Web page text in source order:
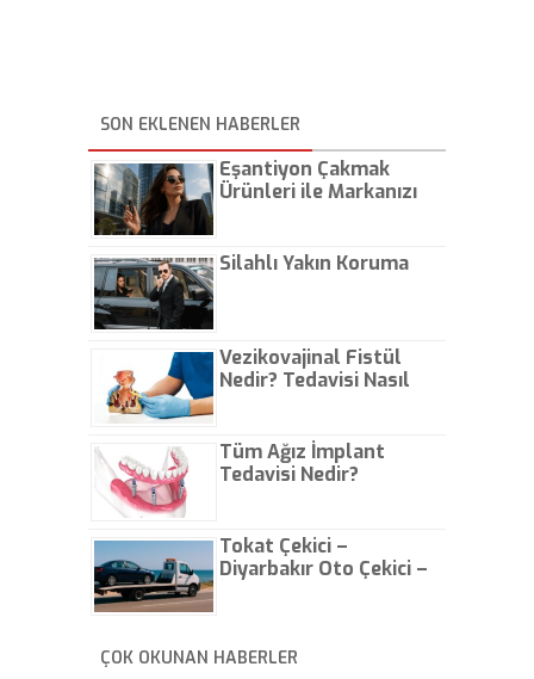
SON EKLENEN HABERLER
Eşantiyon Çakmak
Ürünleri ile Markanızı
Silahlı Yakın Koruma
Vezikovajinal Fistül
Nedir? Tedavisi Nasıl
Tüm Ağız İmplant
Tedavisi Nedir?
Tokat Çekici –
Diyarbakır Oto Çekici –
ÇOK OKUNAN HABERLER